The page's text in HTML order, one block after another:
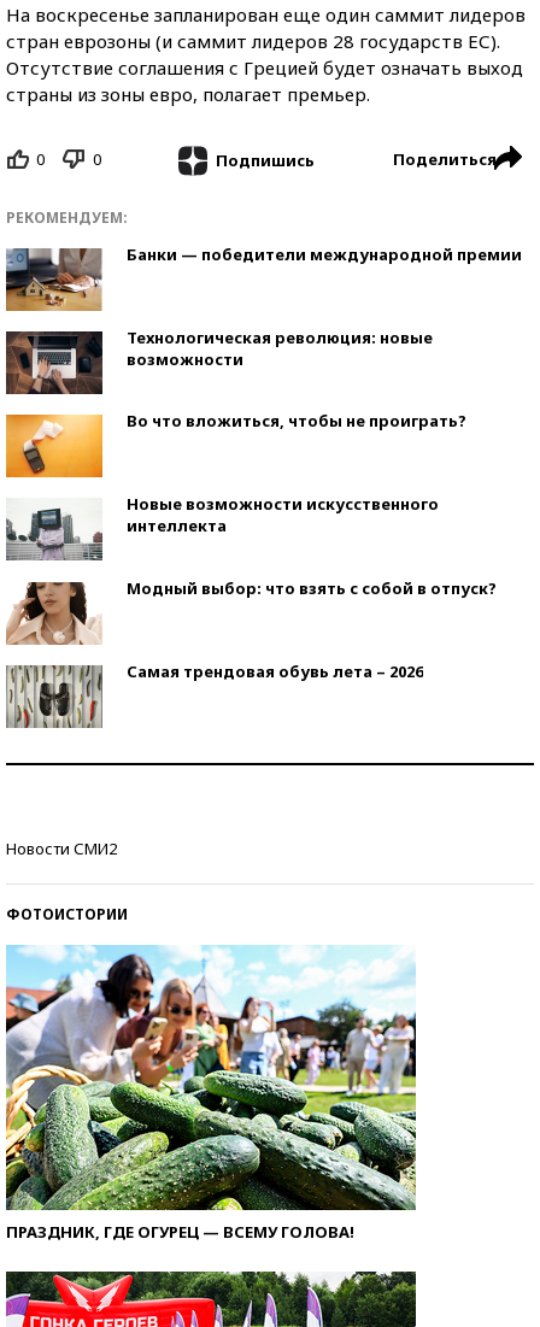
На воскресенье запланирован еще один саммит лидеров
стран еврозоны (и саммит лидеров 28 государств ЕС).
Отсутствие соглашения с Грецией будет означать выход
страны из зоны евро, полагает премьер.
0 0 Подпишись Поделиться
РЕКОМЕНДУЕМ:
Банки — победители международной премии
Технологическая революция: новые
возможности
Во что вложиться, чтобы не проиграть?
Новые возможности искусственного
интеллекта
Модный выбор: что взять с собой в отпуск?
Самая трендовая обувь лета – 2026
Новости СМИ2
ФОТОИСТОРИИ
ПРАЗДНИК, ГДЕ ОГУРЕЦ — ВСЕМУ ГОЛОВА!